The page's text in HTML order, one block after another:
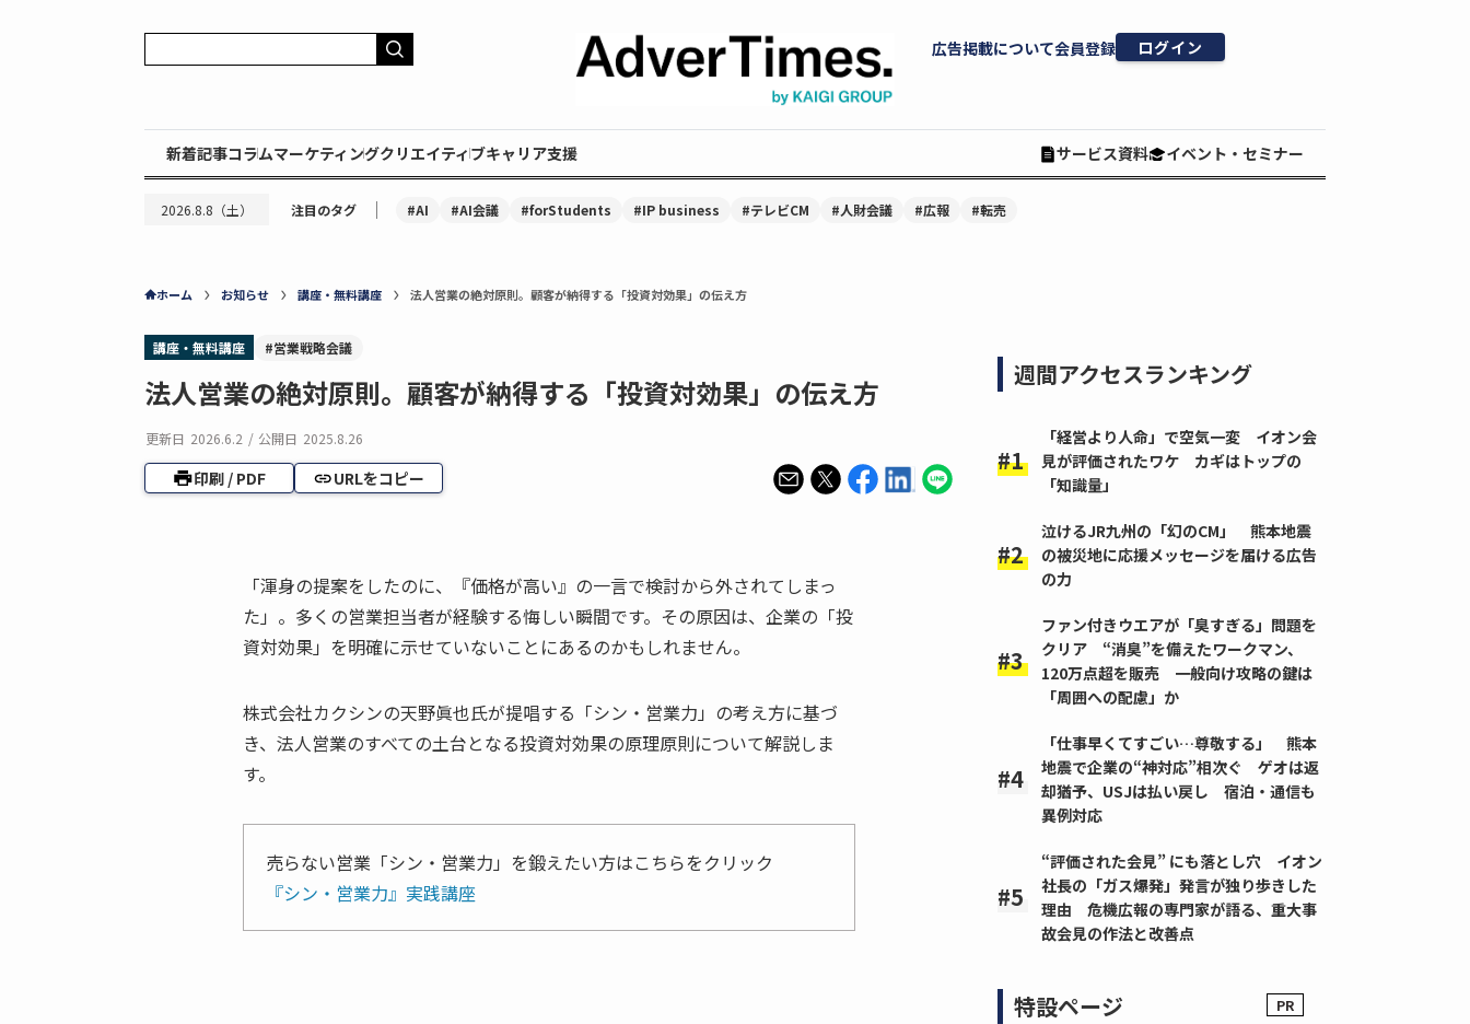
広告掲載について会員登録 ログイン
新着記事コラムマーケティングクリエイティブキャリア支援 サービス資料 イベント・セミナー
2026.8.8（土） 注目のタグ ｜ #AI #AI会議 #forStudents #IP business #テレビCM #人財会議 #広報 #転売
ホーム お知らせ 講座・無料講座 法人営業の絶対原則。顧客が納得する「投資対効果」の伝え方
講座・無料講座 #営業戦略会議
法人営業の絶対原則。顧客が納得する「投資対効果」の伝え方
更新日 2026.6.2 / 公開日 2025.8.26
印刷 / PDF URLをコピー
「渾身の提案をしたのに、『価格が高い』の一言で検討から外されてしまっ
た」。多くの営業担当者が経験する悔しい瞬間です。その原因は、企業の「投
資対効果」を明確に示せていないことにあるのかもしれません。
株式会社カクシンの天野眞也氏が提唱する「シン・営業力」の考え方に基づ
き、法人営業のすべての土台となる投資対効果の原理原則について解説しま
す。
売らない営業「シン・営業力」を鍛えたい方はこちらをクリック
『シン・営業力』実践講座
週間アクセスランキング
「経営より人命」で空気一変 イオン会
見が評価されたワケ カギはトップの
「知識量」
泣けるJR九州の「幻のCM」 熊本地震
の被災地に応援メッセージを届ける広告
の力
ファン付きウエアが「臭すぎる」問題を
クリア “消臭”を備えたワークマン、
120万点超を販売 一般向け攻略の鍵は
「周囲への配慮」か
「仕事早くてすごい…尊敬する」 熊本
地震で企業の“神対応”相次ぐ ゲオは返
却猶予、USJは払い戻し 宿泊・通信も
異例対応
“評価された会見” にも落とし穴 イオン
社長の「ガス爆発」発言が独り歩きした
理由 危機広報の専門家が語る、重大事
故会見の作法と改善点
特設ページ